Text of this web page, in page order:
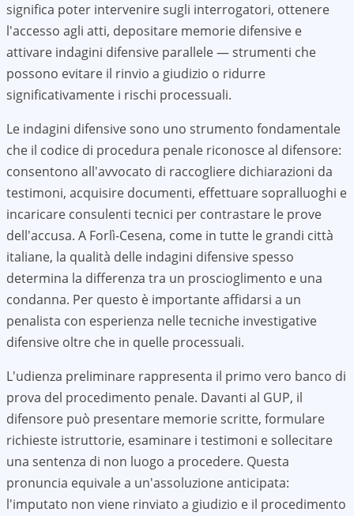
significa poter intervenire sugli interrogatori, ottenere
l'accesso agli atti, depositare memorie difensive e
attivare indagini difensive parallele — strumenti che
possono evitare il rinvio a giudizio o ridurre
significativamente i rischi processuali.
Le indagini difensive sono uno strumento fondamentale
che il codice di procedura penale riconosce al difensore:
consentono all'avvocato di raccogliere dichiarazioni da
testimoni, acquisire documenti, effettuare sopralluoghi e
incaricare consulenti tecnici per contrastare le prove
dell'accusa. A Forlì-Cesena, come in tutte le grandi città
italiane, la qualità delle indagini difensive spesso
determina la differenza tra un proscioglimento e una
condanna. Per questo è importante affidarsi a un
penalista con esperienza nelle tecniche investigative
difensive oltre che in quelle processuali.
L'udienza preliminare rappresenta il primo vero banco di
prova del procedimento penale. Davanti al GUP, il
difensore può presentare memorie scritte, formulare
richieste istruttorie, esaminare i testimoni e sollecitare
una sentenza di non luogo a procedere. Questa
pronuncia equivale a un'assoluzione anticipata:
l'imputato non viene rinviato a giudizio e il procedimento